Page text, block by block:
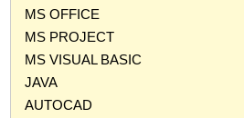
MS OFFICE
MS PROJECT
MS VISUAL BASIC
JAVA
AUTOCAD